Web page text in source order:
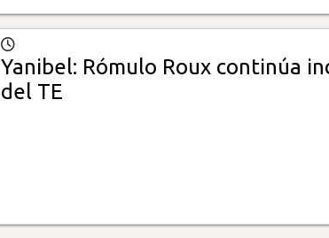
Yanibel: Rómulo Roux continúa
del TE